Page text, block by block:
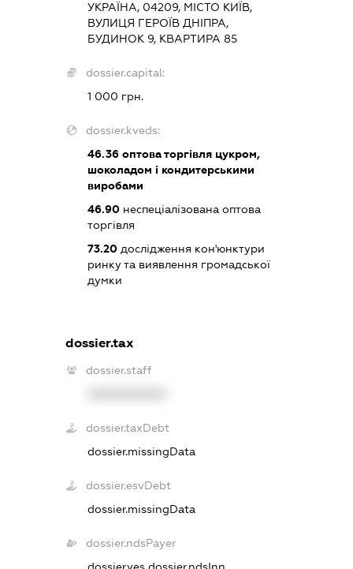
УКРАЇНА, 04209, МІСТО КИЇВ,
ВУЛИЦЯ ГЕРОЇВ ДНІПРА,
БУДИНОК 9, КВАРТИРА 85
dossier.capital:
1 000 грн.
dossier.kveds:
46.36 оптова торгівля цукром,
шоколадом і кондитерськими
виробами
46.90 неспеціалізована оптова
торгівля
73.20 дослідження кон'юнктури
ринку та виявлення громадської
думки
dossier.tax
dossier.staff
dossier.taxDebt
dossier.missingData
dossier.esvDebt
dossier.missingData
dossier.ndsPayer
dossier.yesdossier.ndsInn